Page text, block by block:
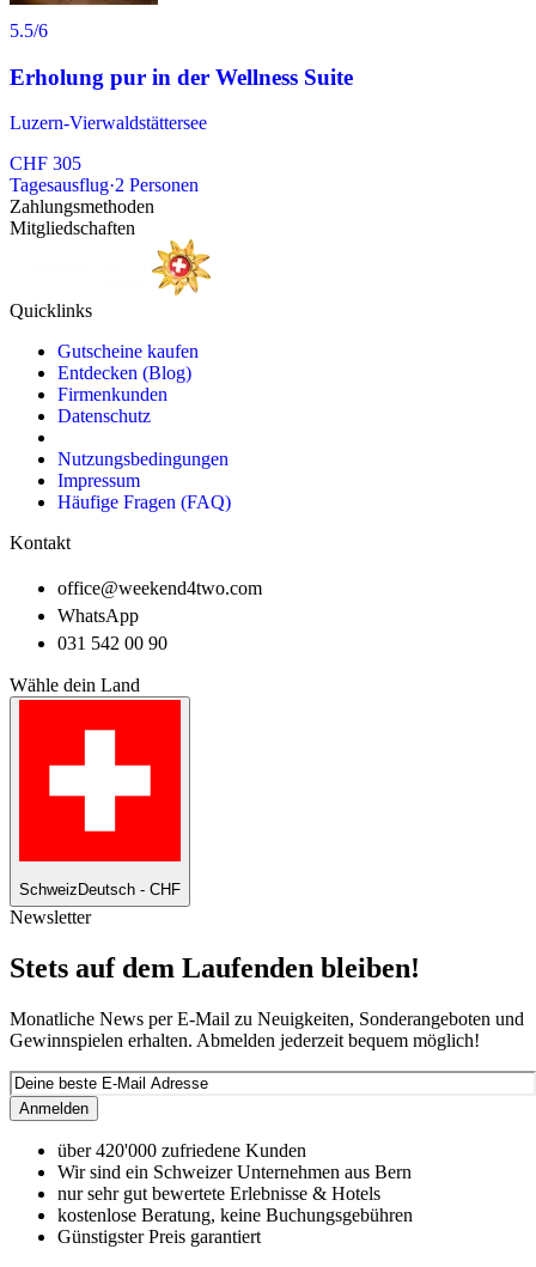
5.5/6
Erholung pur in der Wellness Suite
Luzern-Vierwaldstättersee
CHF 305
Tagesausflug·2 Personen
Zahlungsmethoden
Mitgliedschaften
Quicklinks
Gutscheine kaufen
Entdecken (Blog)
Firmenkunden
Datenschutz
Nutzungsbedingungen
Impressum
Häufige Fragen (FAQ)
Kontakt
office@weekend4two.com
WhatsApp
031 542 00 90
Wähle dein Land
Schweiz Deutsch - CHF
Newsletter
Stets auf dem Laufenden bleiben!
Monatliche News per E-Mail zu Neuigkeiten, Sonderangeboten und
Gewinnspielen erhalten. Abmelden jederzeit bequem möglich!
Anmelden
über 420'000 zufriedene Kunden
Wir sind ein Schweizer Unternehmen aus Bern
nur sehr gut bewertete Erlebnisse & Hotels
kostenlose Beratung, keine Buchungsgebühren
Günstigster Preis garantiert